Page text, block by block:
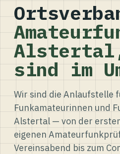
sind im
Wir sind die Anlaufstelle
Funkamateurinnen und
Alstertal — von der
eigenen
Vereinsabend bis zum